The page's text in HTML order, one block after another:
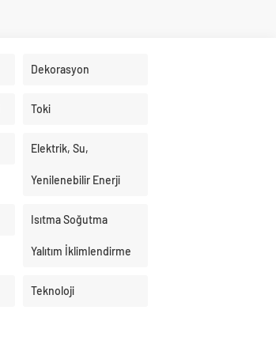
Dekorasyon
Toki
Elektrik, Su,
Yenilenebilir Enerji
Isıtma Soğutma
Yalıtım İklimlendirme
Teknoloji